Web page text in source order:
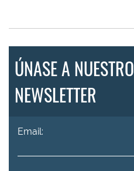
ÚNASE A NUESTRO
NEWSLETTER
Email: